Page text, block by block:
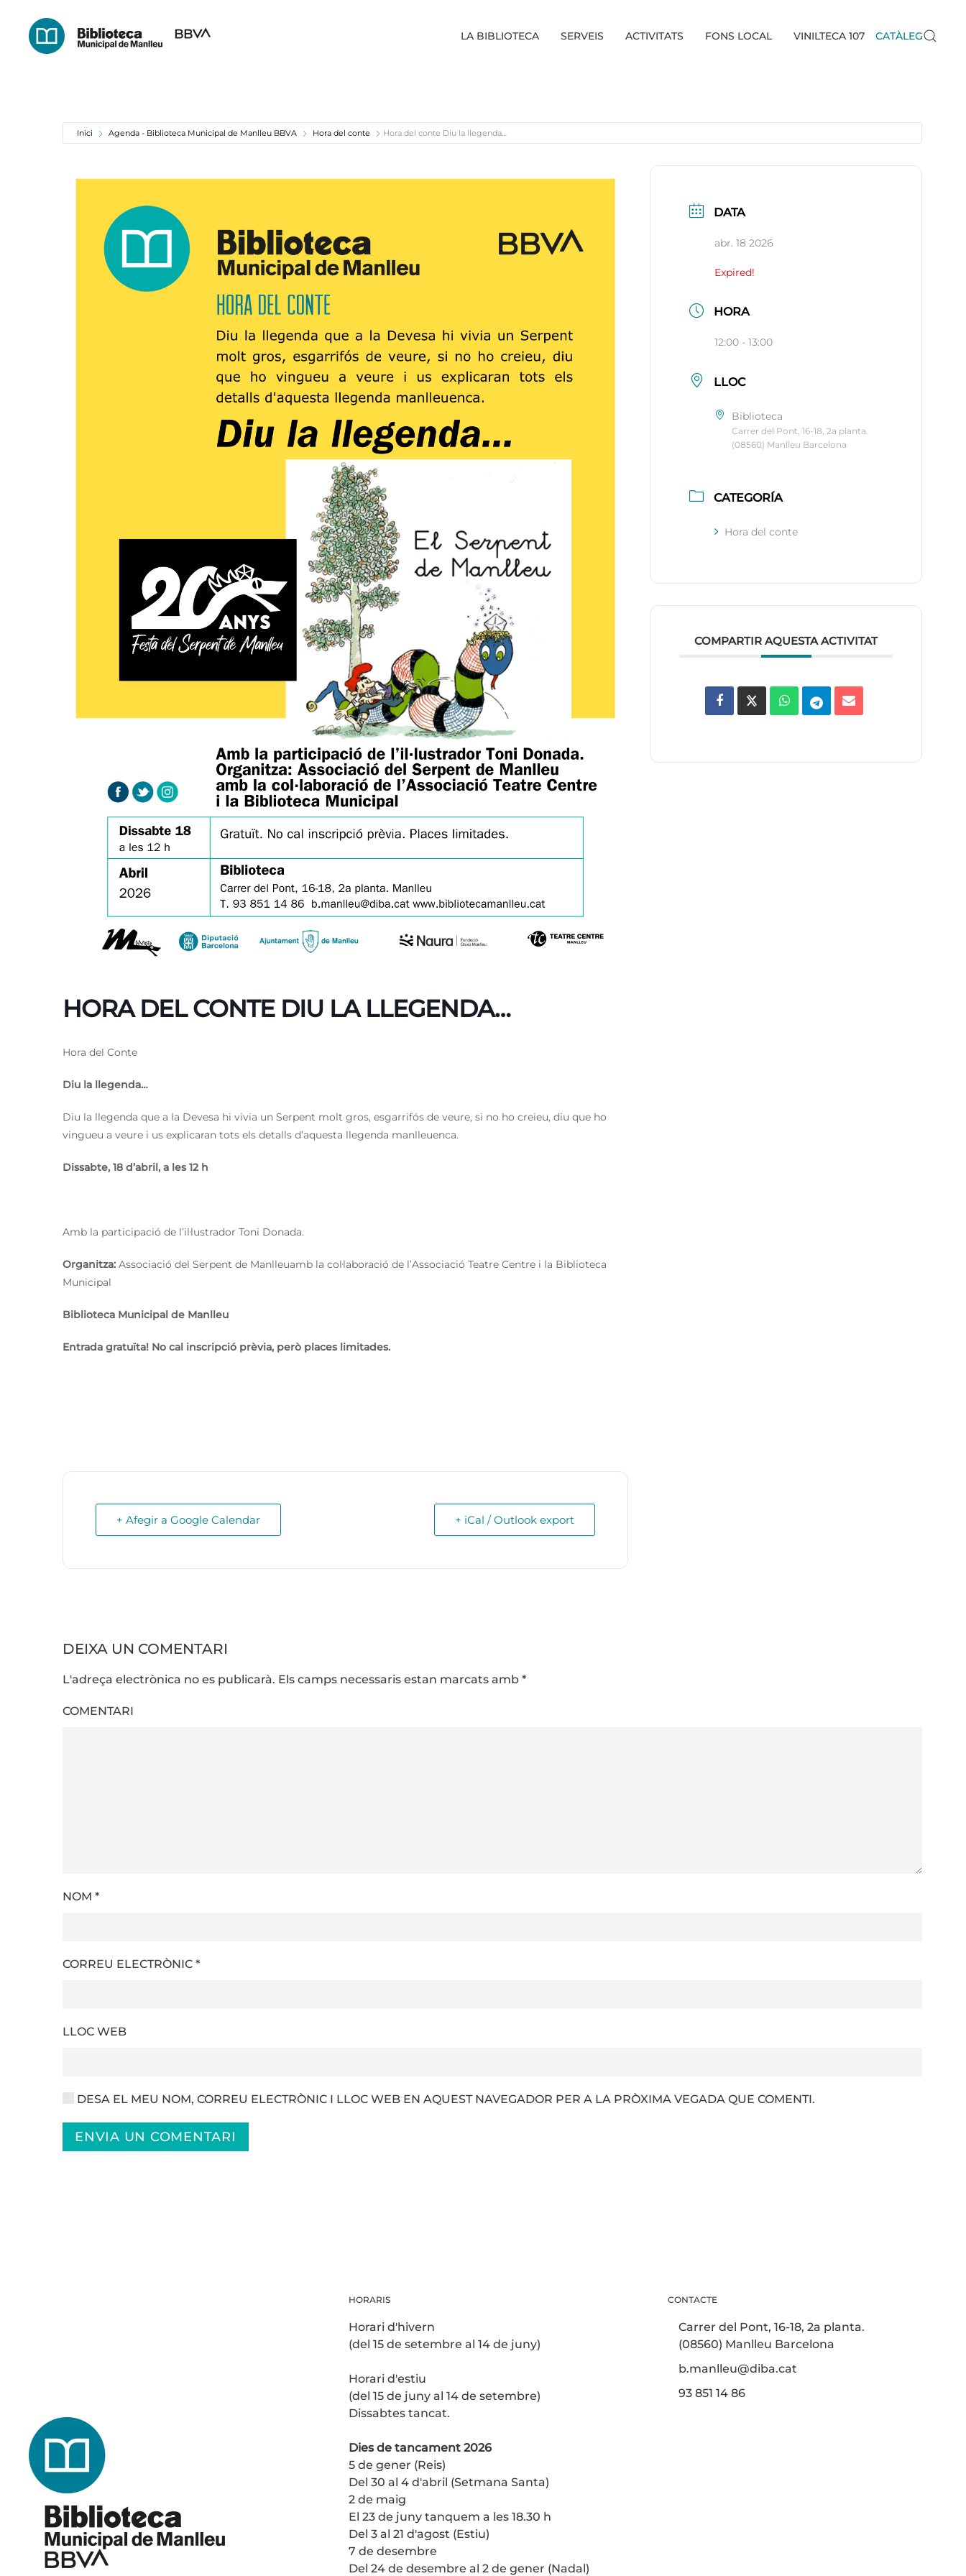
Skip
to
LA BIBLIOTECA SERVEIS ACTIVITATS FONS LOCAL VINILTECA 107 CATÀLEG
Inici Agenda - Biblioteca Municipal de Manlleu BBVA Hora del conte Hora del conte Diu la llegenda…
HORA DEL CONTE DIU LA LLEGENDA…
Hora del Conte
Diu la llegenda…
Diu la llegenda que a la Devesa hi vivia un Serpent molt gros, esgarrifós de veure, si no ho creieu, diu que ho
vingueu a veure i us explicaran tots els detalls d’aquesta llegenda manlleuenca.
Dissabte, 18 d’abril, a les 12 h
Amb la participació de l’il·lustrador Toni Donada.
Organitza: Associació del Serpent de Manlleuamb la col·laboració de l’Associació Teatre Centre i la Biblioteca
Municipal
Biblioteca Municipal de Manlleu
Entrada gratuïta! No cal inscripció prèvia, però places limitades.
+ Afegir a Google Calendar + iCal / Outlook export
DATA
abr. 18 2026
Expired!
HORA
12:00 - 13:00
LLOC
Biblioteca
Carrer del Pont, 16-18, 2a planta.
(08560) Manlleu Barcelona
CATEGORÍA
Hora del conte
COMPARTIR AQUESTA ACTIVITAT
DEIXA UN COMENTARI
L'adreça electrònica no es publicarà. Els camps necessaris estan marcats amb *
COMENTARI
NOM *
CORREU ELECTRÒNIC *
LLOC WEB
DESA EL MEU NOM, CORREU ELECTRÒNIC I LLOC WEB EN AQUEST NAVEGADOR PER A LA PRÒXIMA VEGADA QUE COMENTI.
ENVIA UN COMENTARI
HORARIS
Horari d'hivern
(del 15 de setembre al 14 de juny)
Horari d'estiu
(del 15 de juny al 14 de setembre)
Dissabtes tancat.
Dies de tancament 2026
5 de gener (Reis)
Del 30 al 4 d'abril (Setmana Santa)
2 de maig
El 23 de juny tanquem a les 18.30 h
Del 3 al 21 d'agost (Estiu)
7 de desembre
Del 24 de desembre al 2 de gener (Nadal)
CONTACTE
Carrer del Pont, 16-18, 2a planta.
(08560) Manlleu Barcelona
b.manlleu@diba.cat
93 851 14 86